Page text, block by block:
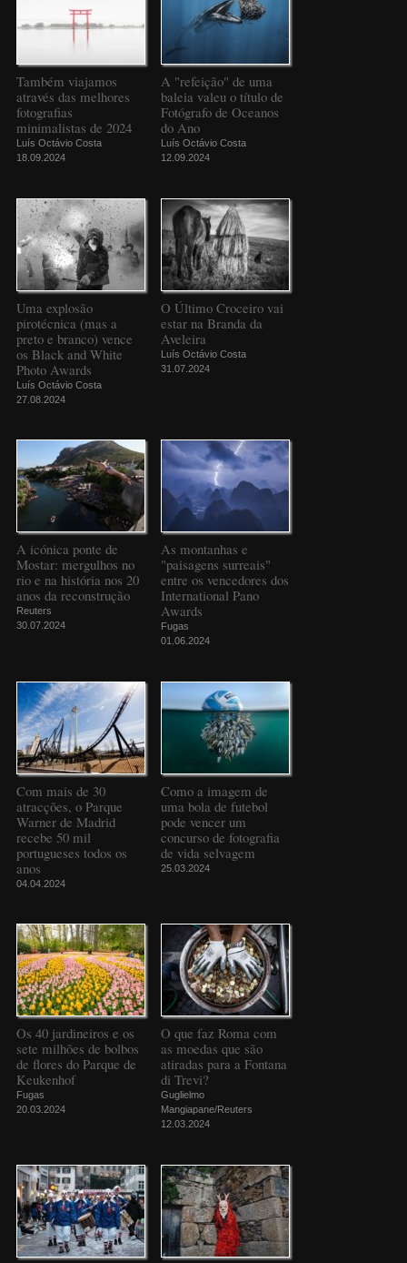
Também viajamos
através das melhores
fotografias
minimalistas de 2024
Luís Octávio Costa
18.09.2024
A "refeição" de uma
baleia valeu o título de
Fotógrafo de Oceanos
do Ano
Luís Octávio Costa
12.09.2024
Uma explosão
pirotécnica (mas a
preto e branco) vence
os Black and White
Photo Awards
Luís Octávio Costa
27.08.2024
O Último Croceiro vai
estar na Branda da
Aveleira
Luís Octávio Costa
31.07.2024
A icónica ponte de
Mostar: mergulhos no
rio e na história nos 20
anos da reconstrução
Reuters
30.07.2024
As montanhas e
"paisagens surreais"
entre os vencedores dos
International Pano
Awards
Fugas
01.06.2024
Com mais de 30
atracções, o Parque
Warner de Madrid
recebe 50 mil
portugueses todos os
anos
04.04.2024
Como a imagem de
uma bola de futebol
pode vencer um
concurso de fotografia
de vida selvagem
25.03.2024
Os 40 jardineiros e os
sete milhões de bolbos
de flores do Parque de
Keukenhof
Fugas
20.03.2024
O que faz Roma com
as moedas que são
atiradas para a Fontana
di Trevi?
Guglielmo
Mangiapane/Reuters
12.03.2024